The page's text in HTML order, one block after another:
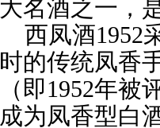
大名酒之一，
西凤酒1952
时的传统凤香
（即1952年
成为凤香型白